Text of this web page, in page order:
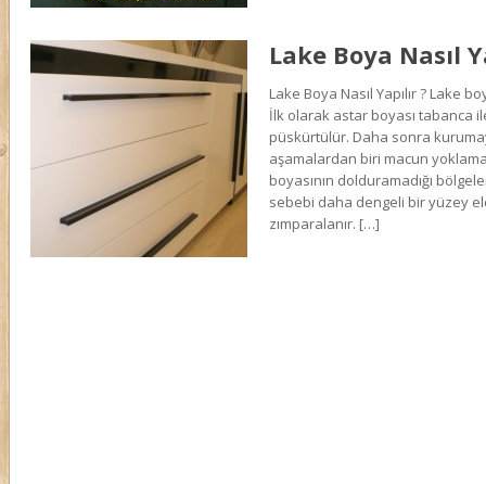
Lake Boya Nasıl
Lake Boya Nasıl Yapılır ? Lake
İlk olarak astar boyası tabanca
püskürtülür. Daha sonra
aşamalardan biri macun
boyasının dolduramadığı
sebebi daha dengeli bir yüzey
zımparalanır. […]